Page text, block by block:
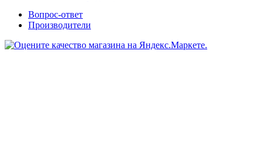
Вопрос-ответ
Производители